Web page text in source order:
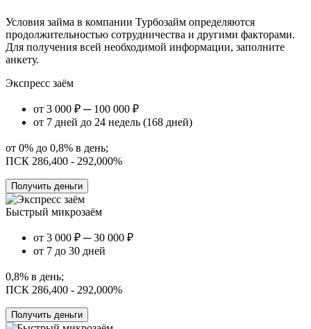
Условия займа в компании Турбозайм определяются
продолжительностью сотрудничества и другими факторами.
Для получения всей необходимой информации, заполните
анкету.
Экспресс заём
от 3 000 ₽ ─ 100 000 ₽
от 7 дней до 24 недель (168 дней)
от 0% до 0,8% в день;
ПСК 286,400 - 292,000%
Получить деньги
Быстрый микрозаём
от 3 000 ₽ ─ 30 000 ₽
от 7 до 30 дней
0,8% в день;
ПСК 286,400 - 292,000%
Получить деньги